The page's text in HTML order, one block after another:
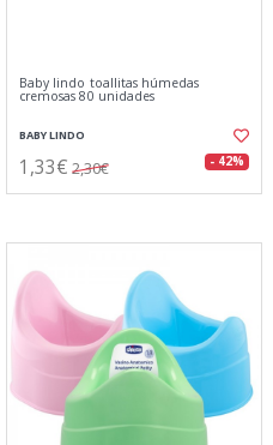
Baby lindo toallitas húmedas
cremosas 80 unidades
BABY LINDO
1,33€ 2,30€ - 42%